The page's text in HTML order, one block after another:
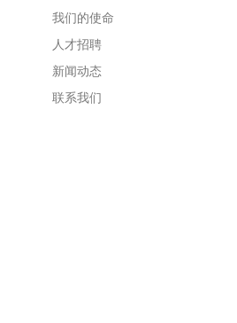
我们的使命
人才招聘
新闻动态
联系我们